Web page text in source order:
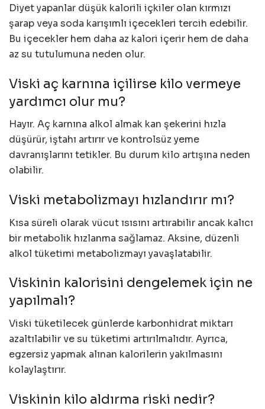
Diyet yapanlar düşük kalorili içkiler olan kırmızı
şarap veya soda karışımlı içecekleri tercih edebilir.
Bu içecekler hem daha az kalori içerir hem de daha
az su tutulumuna neden olur.
Viski aç karnına içilirse kilo vermeye
yardımcı olur mu?
Hayır. Aç karnına alkol almak kan şekerini hızla
düşürür, iştahı artırır ve kontrolsüz yeme
davranışlarını tetikler. Bu durum kilo artışına neden
olabilir.
Viski metabolizmayı hızlandırır mı?
Kısa süreli olarak vücut ısısını artırabilir ancak kalıcı
bir metabolik hızlanma sağlamaz. Aksine, düzenli
alkol tüketimi metabolizmayı yavaşlatabilir.
Viskinin kalorisini dengelemek için ne
yapılmalı?
Viski tüketilecek günlerde karbonhidrat miktarı
azaltılabilir ve su tüketimi artırılmalıdır. Ayrıca,
egzersiz yapmak alınan kalorilerin yakılmasını
kolaylaştırır.
Viskinin kilo aldırma riski nedir?